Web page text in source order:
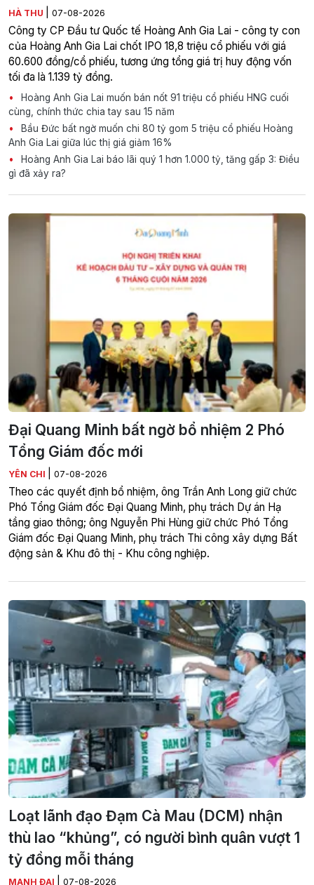
HÀ THU 07-08-2026
Công ty CP Đầu tư Quốc tế Hoàng Anh Gia Lai - công ty con
của Hoàng Anh Gia Lai chốt IPO 18,8 triệu cổ phiếu với giá
60.600 đồng/cổ phiếu, tương ứng tổng giá trị huy động vốn
tối đa là 1.139 tỷ đồng.
Hoàng Anh Gia Lai muốn bán nốt 91 triệu cổ phiếu HNG cuối
cùng, chính thức chia tay sau 15 năm
Bầu Đức bất ngờ muốn chi 80 tỷ gom 5 triệu cổ phiếu Hoàng
Anh Gia Lai giữa lúc thị giá giảm 16%
Hoàng Anh Gia Lai báo lãi quý 1 hơn 1.000 tỷ, tăng gấp 3: Điều
gì đã xảy ra?
Đại Quang Minh bất ngờ bổ nhiệm 2 Phó
Tổng Giám đốc mới
YÊN CHI 07-08-2026
Theo các quyết định bổ nhiệm, ông Trần Anh Long giữ chức
Phó Tổng Giám đốc Đại Quang Minh, phụ trách Dự án Hạ
tầng giao thông; ông Nguyễn Phi Hùng giữ chức Phó Tổng
Giám đốc Đại Quang Minh, phụ trách Thi công xây dựng Bất
động sản & Khu đô thị - Khu công nghiệp.
Loạt lãnh đạo Đạm Cà Mau (DCM) nhận
thù lao “khủng”, có người bình quân vượt 1
tỷ đồng mỗi tháng
MẠNH ĐẠI 07-08-2026